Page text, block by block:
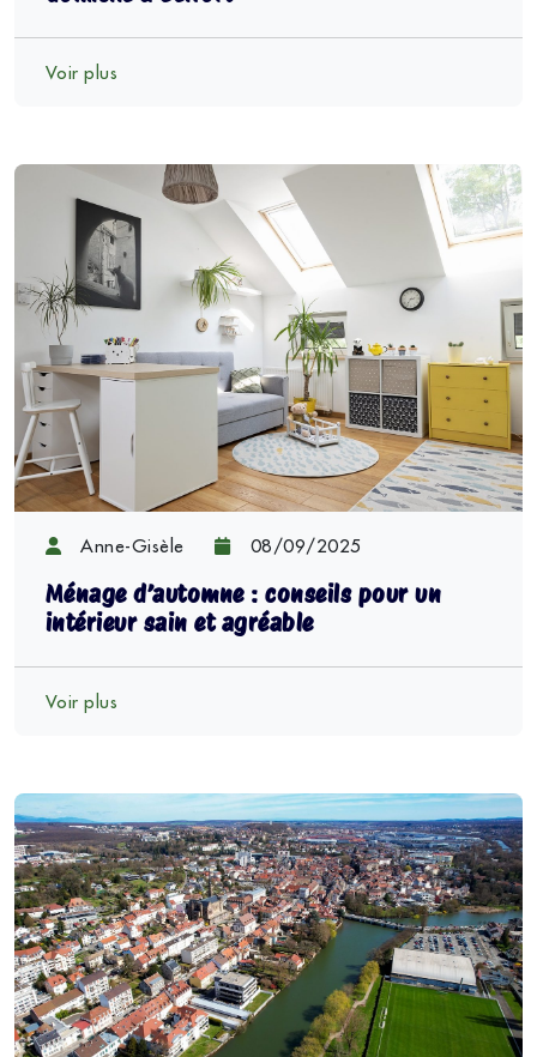
Voir plus
Anne-Gisèle 08/09/2025
Ménage d’automne : conseils pour un
intérieur sain et agréable
Voir plus